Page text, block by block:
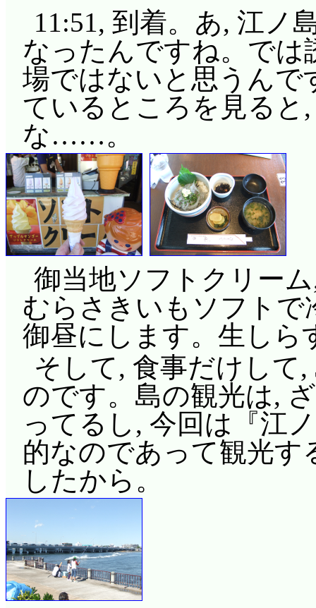
11:51, 到着。あ, 江ノ
なったんですね。で
場ではないと思うんで
ているところを見ると
な……。
御当地ソフトクリー
むらさきいもソフトで
御昼にします。生しら
そして, 食事だけして
のです。島の観光は,
ってるし, 今回は『江
的なのであって観光
したから。